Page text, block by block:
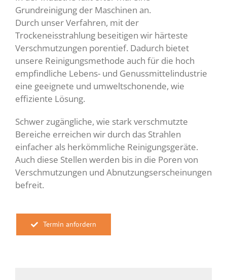
Grundreinigung der Maschinen an.
Durch unser Verfahren, mit der
Trockeneisstrahlung beseitigen wir härteste
Verschmutzungen porentief. Dadurch bietet
unsere Reinigungsmethode auch für die hoch
empfindliche Lebens- und Genussmittelindustrie
eine geeignete und umweltschonende, wie
effiziente Lösung.
Schwer zugängliche, wie stark verschmutzte
Bereiche erreichen wir durch das Strahlen
einfacher als herkömmliche Reinigungsgeräte.
Auch diese Stellen werden bis in die Poren von
Verschmutzungen und Abnutzungserscheinungen
befreit.
Termin anfordern